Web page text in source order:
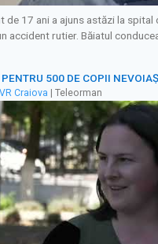
de 17 ani a ajuns astăzi la spital
accident rutier. Băiatul
500 DE COPII
Craiova | Teleorman